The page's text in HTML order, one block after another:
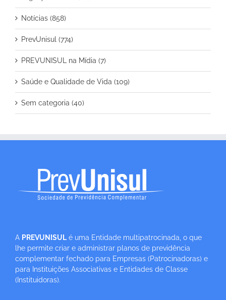
Notícias (858)
PrevUnisul (774)
PREVUNISUL na Mídia (7)
Saúde e Qualidade de Vida (109)
Sem categoria (40)
A PREVUNISUL é uma Entidade multipatrocinada, o que
lhe permite criar e administrar planos de previdência
complementar fechado para Empresas (Patrocinadoras) e
para Instituições Associativas e Entidades de Classe
(Instituidoras).